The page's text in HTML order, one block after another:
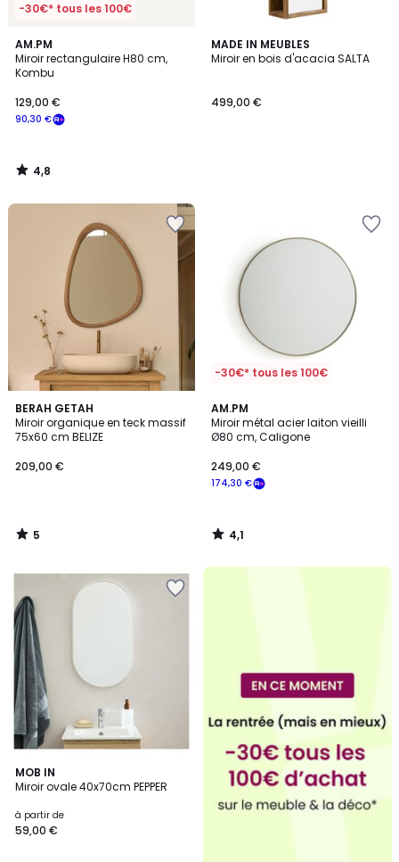
-30€* tous les 100€
AM.PM
Miroir rectangulaire H80 cm,
Kombu
€
souscrivez
notre
programme
90,30 €
129,00 €
4,8
/ 5
4,8
/
MADE IN MEUBLES
Miroir en bois d'acacia SALTA
499,00 €
BERAH GETAH
Miroir organique en teck massif
75x60 cm BELIZE
209,00 €
5
/
5
5
/
-30€* tous les 100€
AM.PM
Miroir métal acier laiton vieilli
Ø80 cm, Caligone
174,30 €
249,00 €
4,1
/ 5
4,1
/
MOB IN
Miroir ovale 40x70cm PEPPER
à partir de
59,00 €
5
/
3
Couleurs